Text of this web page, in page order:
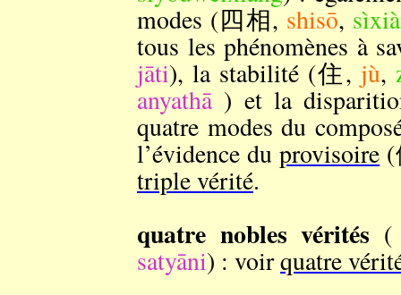
modes (四相, shisō,
tous les phénomènes à
jāti), la stabilité (住, jù,
anyathā ) et la
quatre modes du
l’évidence duprovisoire
triple vérité.
quatre nobles vérités
satyāni) : voirquatre